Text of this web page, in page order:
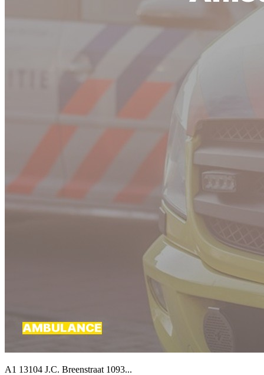
A1 13104 J.C. Breenstraat 1093...